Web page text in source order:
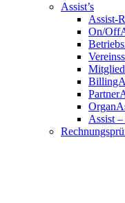
Assist’s
Assist-
On/
Assist